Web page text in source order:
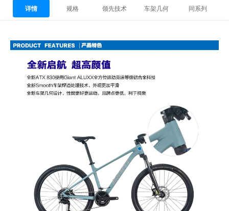
详情 规格 领先技术 车架几何 同系列